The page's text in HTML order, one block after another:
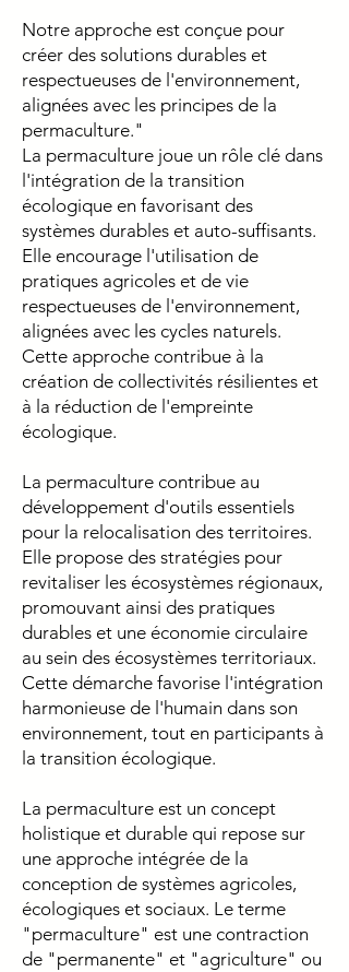
Notre approche est conçue pour
créer des solutions durables et
respectueuses de l'environnement,
alignées avec les principes de la
permaculture."
La permaculture joue un rôle clé dans
l'intégration de la transition
écologique en favorisant des
systèmes durables et auto-suffisants.
Elle encourage l'utilisation de
pratiques agricoles et de vie
respectueuses de l'environnement,
alignées avec les cycles naturels.
Cette approche contribue à la
création de collectivités résilientes et
à la réduction de l'empreinte
écologique.
La permaculture contribue au
développement d'outils essentiels
pour la relocalisation des territoires.
Elle propose des stratégies pour
revitaliser les écosystèmes régionaux,
promouvant ainsi des pratiques
durables et une économie circulaire
au sein des écosystèmes territoriaux.
Cette démarche favorise l'intégration
harmonieuse de l'humain dans son
environnement, tout en participants à
la transition écologique.
La permaculture est un concept
holistique et durable qui repose sur
une approche intégrée de la
conception de systèmes agricoles,
écologiques et sociaux. Le terme
"permaculture" est une contraction
de "permanente" et "agriculture" ou